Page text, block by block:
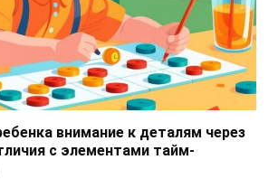
внимание к деталям через
с элементами тайм-